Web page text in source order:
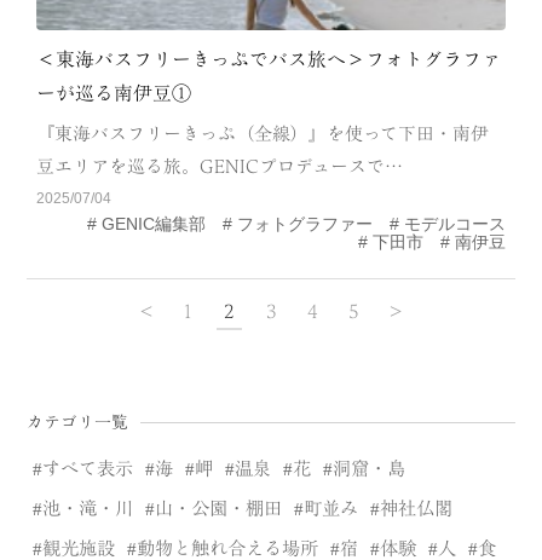
＜東海バスフリーきっぷでバス旅へ＞フォトグラファ
ーが巡る南伊豆①
『東海バスフリーきっぷ（全線）』を使って下田・南伊
豆エリアを巡る旅。GENICプロデュースで…
2025/07/04
GENIC編集部 フォトグラファー
モデルコース
下田市
南伊豆
< 1 2 3 4 5 >
カテゴリ一覧
すべて表示 海 岬 温泉 花 洞窟・島
池・滝・川 山・公園・棚田 町並み 神社仏閣
観光施設 動物と触れ合える場所 宿 体験 人 食